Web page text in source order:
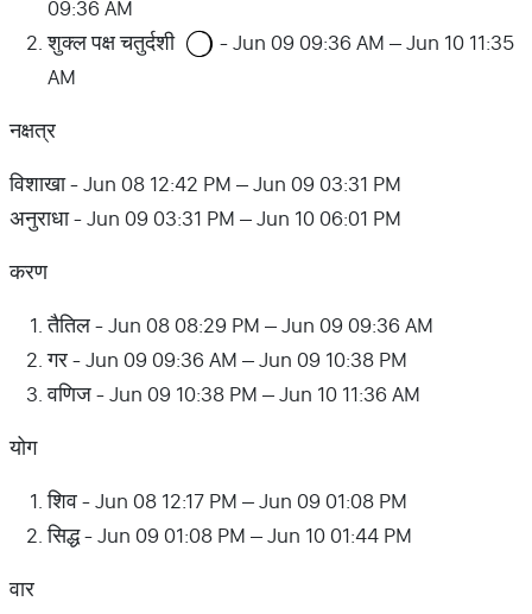
09:36 AM
शुक्ल पक्ष चतुर्दशी
- Jun 09 09:36 AM – Jun 10 11:35
AM
नक्षत्र
विशाखा - Jun 08 12:42 PM – Jun 09 03:31 PM
अनुराधा - Jun 09 03:31 PM – Jun 10 06:01 PM
करण
तैतिल - Jun 08 08:29 PM – Jun 09 09:36 AM
गर - Jun 09 09:36 AM – Jun 09 10:38 PM
वणिज - Jun 09 10:38 PM – Jun 10 11:36 AM
योग
शिव - Jun 08 12:17 PM – Jun 09 01:08 PM
सिद्ध - Jun 09 01:08 PM – Jun 10 01:44 PM
वार